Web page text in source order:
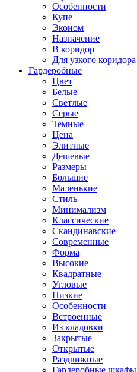
Особенности
Купе
Эконом
Назначение
В коридор
Для узкого коридора
Гардеробные
Цвет
Белые
Светлые
Серые
Темные
Цена
Элитные
Дешевые
Размеры
Большие
Маленькие
Стиль
Минимализм
Классические
Скандинавские
Современные
Форма
Высокие
Квадратные
Угловые
Низкие
Особенности
Встроенные
Из кладовки
Закрытые
Открытые
Раздвижные
Гардеробные шкафы